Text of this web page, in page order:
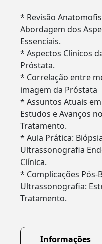
* Revisão
Abordagem dos
Essenciais.
* Aspectos Clínicos
Próstata.
* Correlação entre
imagem da Próstata
* Assuntos Atuais
Estudos e Avanços
Tratamento.
* Aula Prática:
Ultrassonografia
Clínica.
* Complicações
Ultrassonografia:
Tratamento.
Informações